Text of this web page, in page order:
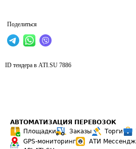
Поделиться
ID тендера в ATI.SU 7886
АВТОМАТИЗАЦИЯ ПЕРЕВОЗОК
Площадки
Заказы Торги
GPS-мониторинг
АТИ